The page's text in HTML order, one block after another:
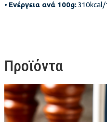
• Ενέργεια ανά 100g:310kcal/
Προϊόντα